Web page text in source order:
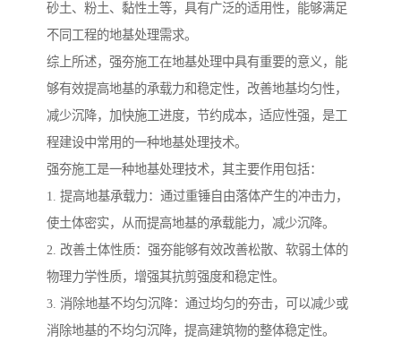
砂土、粉土、黏性土等，具有广泛的适用性，能够满足
不同工程的地基处理需求。
综上所述，强夯施工在地基处理中具有重要的意义，能
够有效提高地基的承载力和稳定性，改善地基均匀性，
减少沉降，加快施工进度，节约成本，适应性强，是工
程建设中常用的一种地基处理技术。
强夯施工是一种地基处理技术，其主要作用包括：
1. 提高地基承载力：通过重锤自由落体产生的冲击力，
使土体密实，从而提高地基的承载能力，减少沉降。
2. 改善土体性质：强夯能够有效改善松散、软弱土体的
物理力学性质，增强其抗剪强度和稳定性。
3. 消除地基不均匀沉降：通过均匀的夯击，可以减少或
消除地基的不均匀沉降，提高建筑物的整体稳定性。